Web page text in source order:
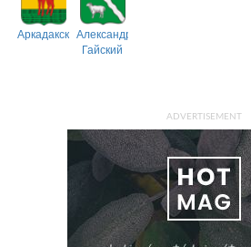
АркадакскийАлександрово-
Гайский
ADVERTISEMENT